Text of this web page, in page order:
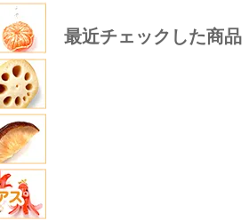
最近チェックした商品